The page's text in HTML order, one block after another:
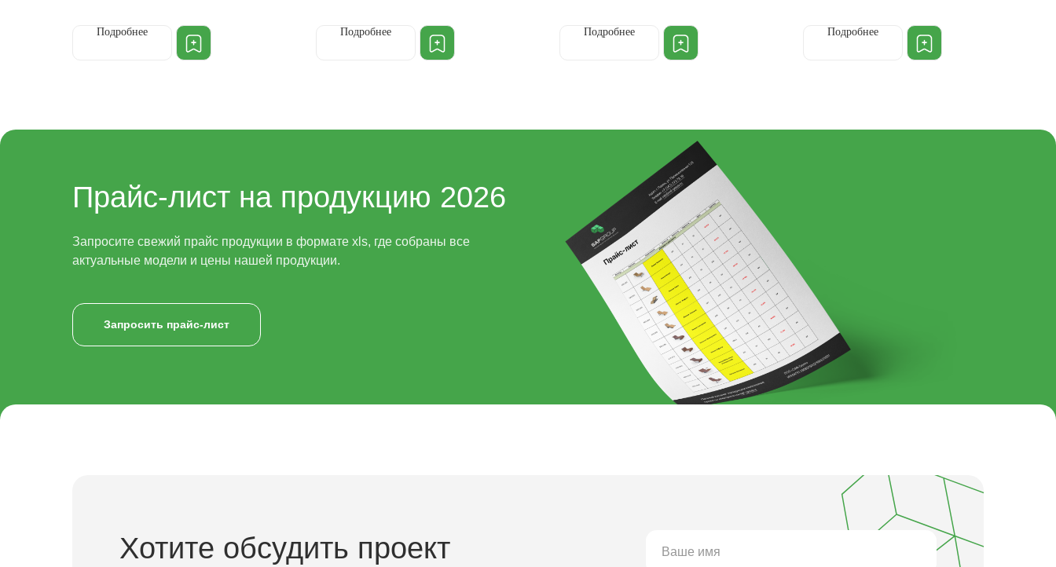
Подробнее Подробнее Подробнее Подробнее
Прайс-лист на продукцию 2026
Запросите свежий прайс продукции в формате xls, где собраны все
актуальные модели и цены нашей продукции.
Запросить прайс-лист
Хотите обсудить проект